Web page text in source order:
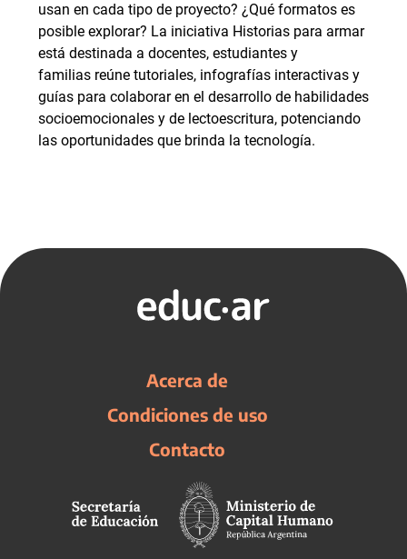
usan en cada tipo de proyecto? ¿Qué formatos es
posible explorar? La iniciativa Historias para armar
está destinada a docentes, estudiantes y
familias reúne tutoriales, infografías interactivas y
guías para colaborar en el desarrollo de habilidades
socioemocionales y de lectoescritura, potenciando
las oportunidades que brinda la tecnología.
Acerca de
Condiciones de uso
Contacto